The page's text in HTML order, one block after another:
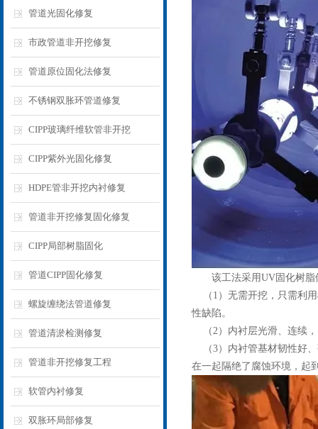
管道光固化修复
市政管道非开挖修复
管道原位固化法修复
不锈钢双胀环管道修复
CIPP玻璃纤维软管非开挖
CIPP紫外光固化修复
HDPE管非开挖内衬修复
管道非开挖修复固化修复
CIPP局部树脂固化
管道CIPP固化修复
螺旋缠绕法管道修复
管道清淤检测修复
管道非开挖修复工程
软管内衬修复
双胀环局部修复
该工法采用UV固化树脂体
（1）无需开挖，只需利用
性缺陷。
（2）内衬层光滑、连续，
（3）内衬管基材韧性好、
在一起隔绝了腐蚀环境，起